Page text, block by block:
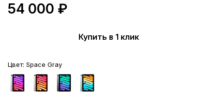
54 000 ₽
Купить в 1 клик
Цвет: Space Gray